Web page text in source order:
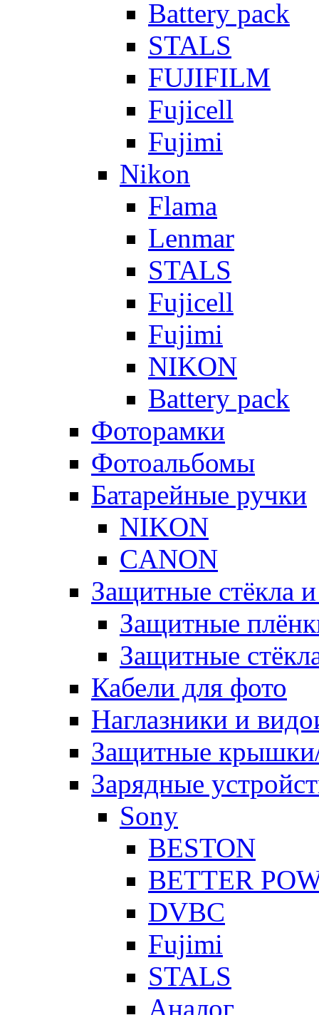
Battery pack
STALS
FUJIFILM
Fujicell
Fujimi
Nikon
Flama
Lenmar
STALS
Fujicell
Fujimi
NIKON
Battery pack
Фоторамки
Фотоальбомы
Батарейные ручки
NIKON
CANON
Защитные стёкла
Защитные
Защитные
Кабели для фото
Наглазники и
Защитные
Зарядные
Sony
BESTON
BETTER
DVBC
Fujimi
STALS
Аналог